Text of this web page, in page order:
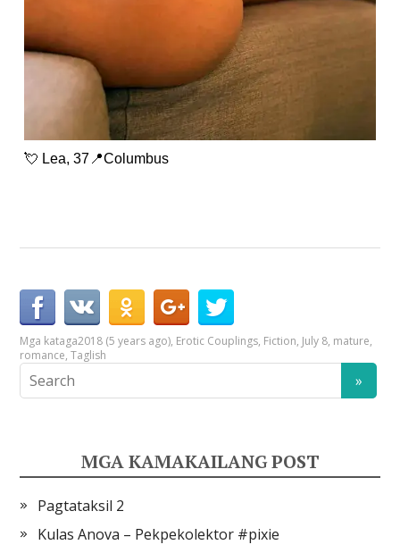
💘 Lea, 37📍Columbus
Mga kataga2018 (5 years ago), Erotic Couplings, Fiction, July 8, mature,
romance,Taglish
MGA KAMAKAILANG POST
Pagtataksil 2
Kulas Anova – Pekpekolektor #pixie